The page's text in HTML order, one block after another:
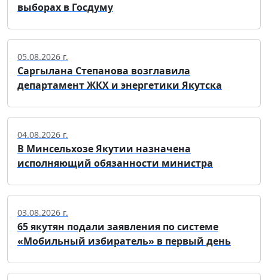
выборах в Госдуму
05.08.2026 г.
Саргылана Степанова возглавила
департамент ЖКХ и энергетики Якутска
04.08.2026 г.
В Минсельхозе Якутии назначена
исполняющий обязанности министра
03.08.2026 г.
65 якутян подали заявления по системе
«Мобильный избиратель» в первый день